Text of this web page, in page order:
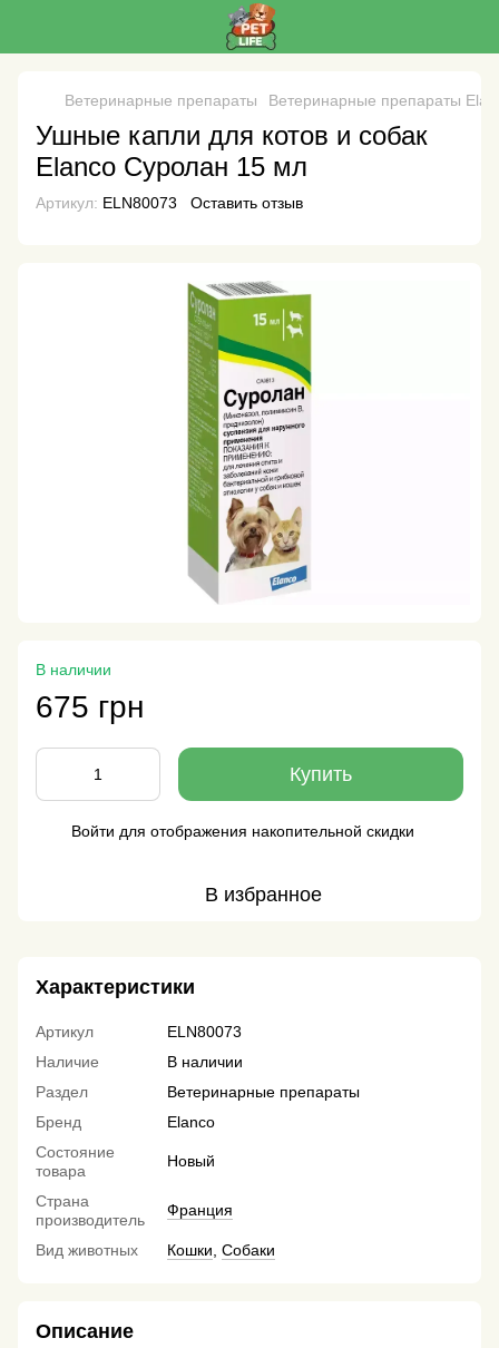
Ветеринарные препараты Ветеринарные препараты
Ушные капли для котов и собак
Elanco Суролан 15 мл
Артикул: ELN80073 Оставить отзыв
В наличии
675 грн
Купить
Войти для отображения накопительной скидки
В избранное
Характеристики
Артикул
ELN80073
Наличие
В наличии
Раздел
Ветеринарные препараты
Бренд
Elanco
Состояние
товара
Новый
Страна
производитель
Франция
Вид животных Кошки Собаки
Описание